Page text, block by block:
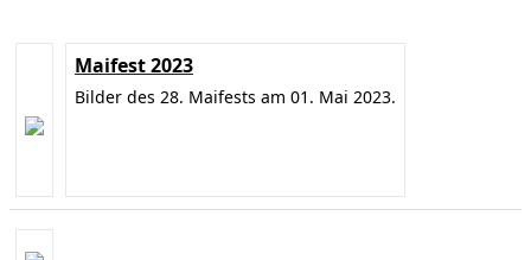
Maifest 2023
Bilder des 28. Maifests am 01. Mai 2023.